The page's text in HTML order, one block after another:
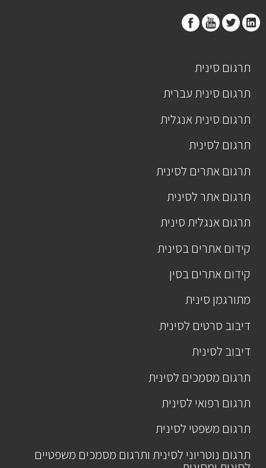
תרגום סינית
תרגום סינית עברית
תרגום סינית אנגלית
תרגום לסינית
תרגום אתרים לסינית
תרגום אתר לסינית
תרגום אנגלית סינית
קידום אתרים בסינית
קידום אתרים בסין
מתורגמן סינית
דיבוב סרטים לסינית
דיבוב לסינית
תרגום מסמכים לסינית
תרגום רפואי לסינית
תרגום משפטי לסינית
תרגום נוטריוני לסינית ותרגום מסמכים משפטיים